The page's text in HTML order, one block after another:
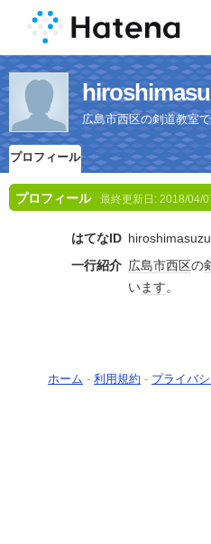
広島市西区の剣道教室
プロフィール
プロフィール 最終更新日: 2018/04/
はてなID
一行紹介 広島市西区の
います。
ホーム - 利用規約 - プライバ